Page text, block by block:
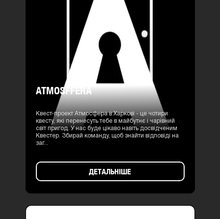
ATMOSFFERA
Квест-проект Атмосфера в Харкові - це чотири
квесту, які перенесуть тебе в майбутнє і чарівний
світ пригод. У нас буде цікаво навіть досвідченим
Квестер. Збирай команду, щоб знайти відповіді на
заг...
ДЕТАЛЬНІШЕ